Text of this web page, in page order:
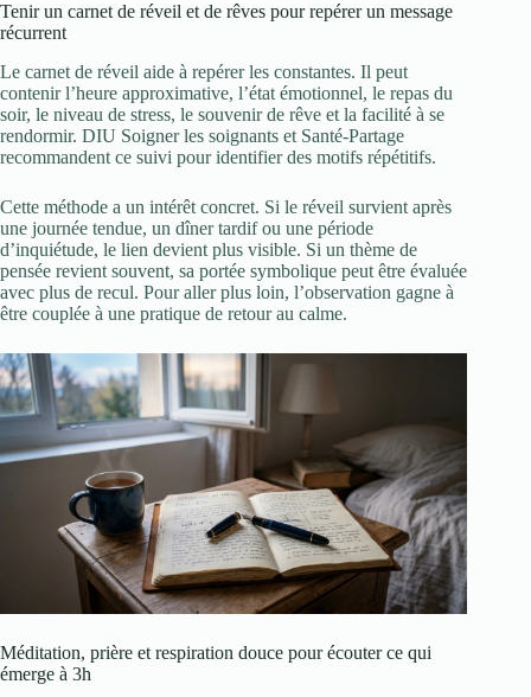
Tenir un carnet de réveil et de rêves pour repérer un message
récurrent
Le carnet de réveil aide à repérer les constantes. Il peut
contenir l’heure approximative, l’état émotionnel, le repas du
soir, le niveau de stress, le souvenir de rêve et la facilité à se
rendormir. DIU Soigner les soignants et Santé-Partage
recommandent ce suivi pour identifier des motifs répétitifs.
Cette méthode a un intérêt concret. Si le réveil survient après
une journée tendue, un dîner tardif ou une période
d’inquiétude, le lien devient plus visible. Si un thème de
pensée revient souvent, sa portée symbolique peut être évaluée
avec plus de recul. Pour aller plus loin, l’observation gagne à
être couplée à une pratique de retour au calme.
Méditation, prière et respiration douce pour écouter ce qui
émerge à 3h